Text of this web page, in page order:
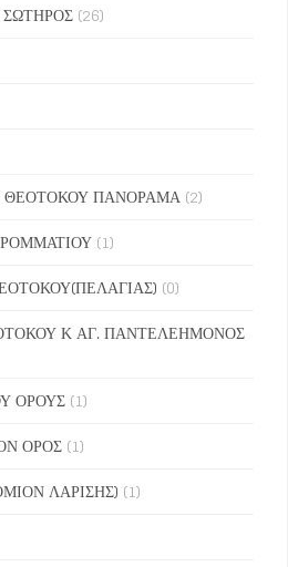
(26)
ΘΕΟΤΟΚΟΥ ΠΑΝΟΡΑΜΑ (2)
(1)
(0)
Κ ΑΓ. ΠΑΝΤΕΛΕΗΜΟΝΟΣ
ΟΡΟΥΣ (1)
ΟΡΟΣ(1)
ΛΑΡΙΣΗΣ) (1)